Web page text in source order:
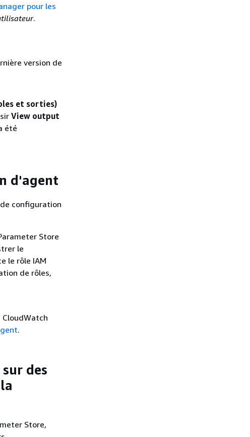
pour les
.
version de
et sorties)
View output
été
d'agent
configuration
Store
le
le rôle IAM
de rôles,
.
des
Store,